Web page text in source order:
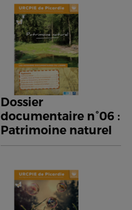
Dossier
documentaire n°06 :
Patrimoine naturel